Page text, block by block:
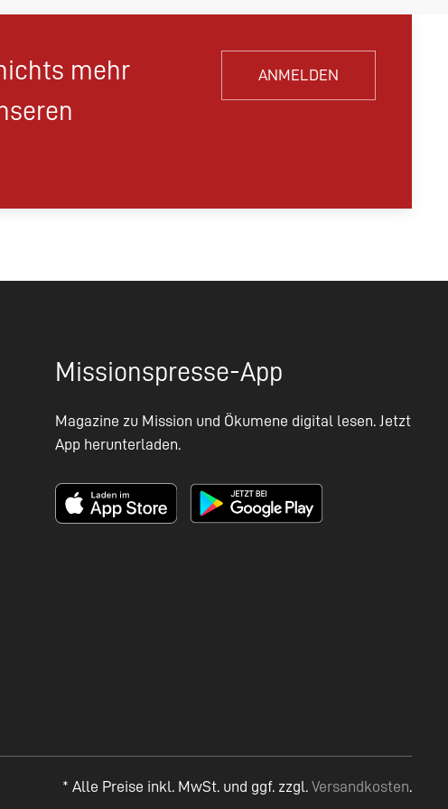
mehr
ANMELDEN
Missionspresse-App
Magazine zu Mission und Ökumene digital lesen. Jetzt
App herunterladen.
* Alle Preise inkl. MwSt. und ggf. zzgl. Versandkosten.